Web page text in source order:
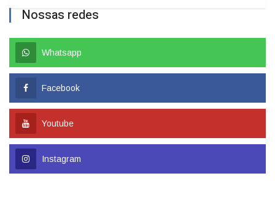
Nossas redes
Whatsapp
Facebook
Youtube
Instagram